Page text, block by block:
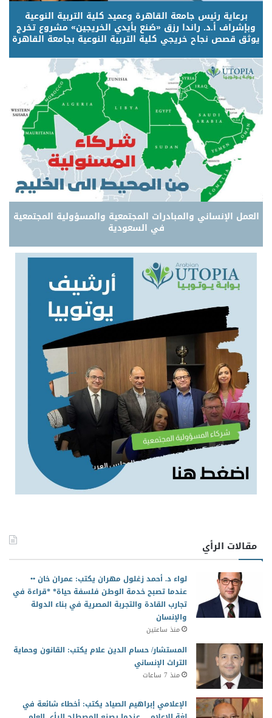
برعاية رئيس جامعة القاهرة وعميد كلية التربية النوعية
وبإشراف أ.د. راندا رزق «صُنع بأيدي الخريجين» مشروع تخرج
يوثق قصص نجاح خريجي كلية التربية النوعية بجامعة القاهرة
العمل الإنساني والمبادرات المجتمعية والمسؤولية المجتمعية
في السعودية
مقالات الرأي
لواء د. أحمد زغلول مهران يكتب: عمران خان ••
عندما تصبح خدمة الوطن فلسفة حياة* *قراءة في
تجارب القادة والتجربة المصرية في بناء الدولة
والإنسان
منذ ساعتين
المستشار/ حسام الدين علام يكتب: القانون وحماية
التراث الإنساني
منذ 7 ساعات
الإعلامي إبراهيم الصياد يكتب: أخطاء شائعة في